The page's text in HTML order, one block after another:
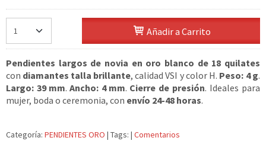
Añadir a Carrito
Pendientes largos de novia en oro blanco de 18 quilates
con diamantes talla brillante, calidad VSI y color H. Peso: 4 g.
Largo: 39 mm. Ancho: 4 mm. Cierre de presión. Ideales para
mujer, boda o ceremonia, con envío 24-48 horas.
Categoría: PENDIENTES ORO | Tags: | Comentarios